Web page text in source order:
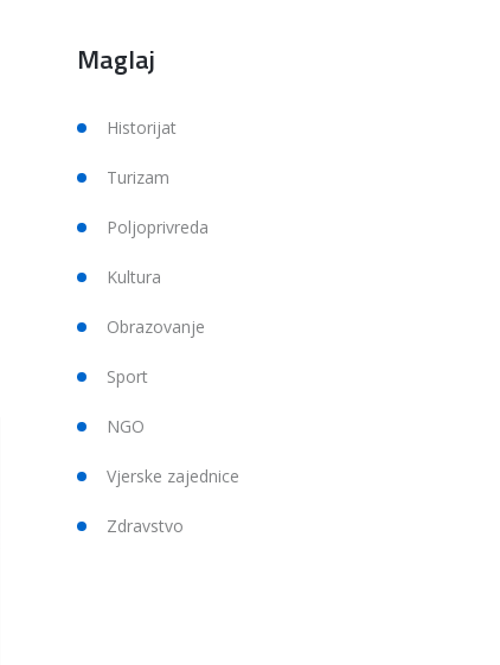
Maglaj
Historijat
Turizam
Poljoprivreda
Kultura
Obrazovanje
Sport
NGO
Vjerske zajednice
Zdravstvo